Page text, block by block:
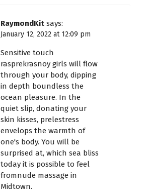
RaymondKit says:
January 12, 2022 at 12:09 pm
Sensitive touch
rasprekrasnoy girls will flow
through your body, dipping
in depth boundless the
ocean pleasure. In the
quiet slip, donating your
skin kisses, prelestress
envelops the warmth of
one's body. You will be
surprised at, which sea bliss
today it is possible to feel
fromnude massage in
Midtown.